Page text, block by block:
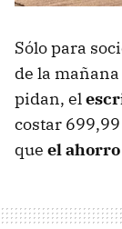
Sólo para
de la
pidan, el
costar
que el ahorro